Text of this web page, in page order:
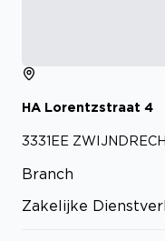
HA Lorentzstraat 4
3331EE
Branch
Zakelijke